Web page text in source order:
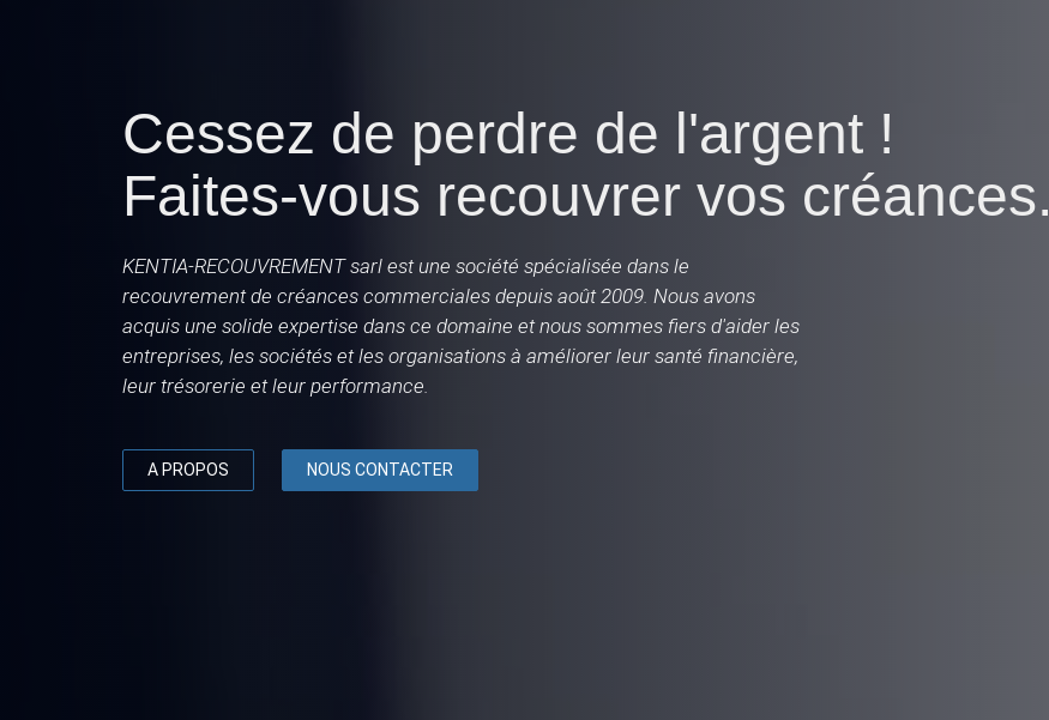
Cessez de perdre de l'argent !
Faites-vous recouvrer vos créances.
KENTIA-RECOUVREMENT sarl est une société spécialisée dans le
recouvrement de créances commerciales depuis août 2009. Nous avons
acquis une solide expertise dans ce domaine et nous sommes fiers d'aider les
entreprises, les sociétés et les organisations à améliorer leur santé financière,
leur trésorerie et leur performance.
A PROPOS NOUS CONTACTER